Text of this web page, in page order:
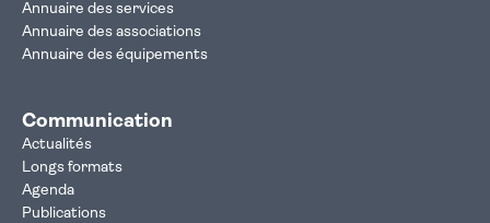
Annuaire des services
Annuaire des associations
Annuaire des équipements
Communication
Actualités
Longs formats
Agenda
Publications